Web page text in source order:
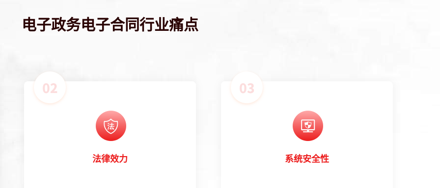
电子政务电子合同行业痛点
法律效力 系统安全性